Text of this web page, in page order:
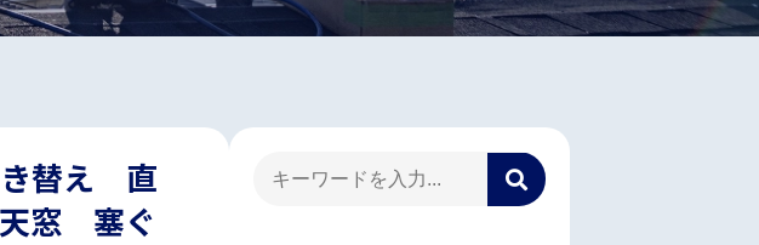
替え 直
窓 塞ぐ